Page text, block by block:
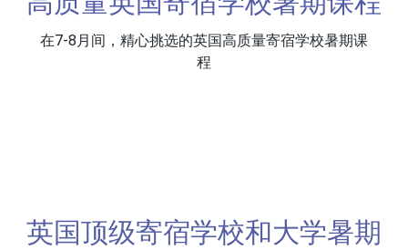
在7-8月间，精心挑选的英国高质量寄宿学校暑期课
程
英国顶级寄宿学校和大学暑期